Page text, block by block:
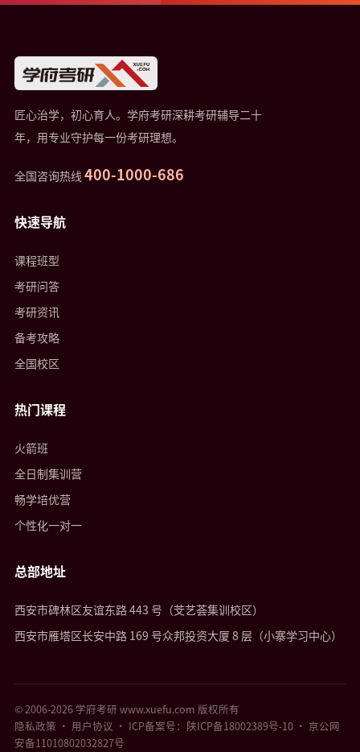
匠心治学，初心育人。学府考研深耕考研辅导二十
年，用专业守护每一份考研理想。
全国咨询热线400-1000-686
快速导航
课程班型
考研问答
考研资讯
备考攻略
全国校区
热门课程
火箭班
全日制集训营
畅学培优营
个性化一对一
总部地址
西安市碑林区友谊东路 443 号（芠艺荟集训校区）
西安市雁塔区长安中路 169 号众邦投资大厦 8 层（小寨学习中心）
© 2006-2026 学府考研 www.xuefu.com 版权所有
隐私政策 · 用户协议 · ICP备案号：陕ICP备18002389号-10 · 京公网
安备11010802032827号